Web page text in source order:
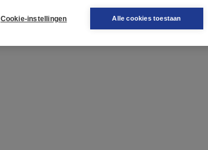
Cookie-instellingen Alle cookies toestaan